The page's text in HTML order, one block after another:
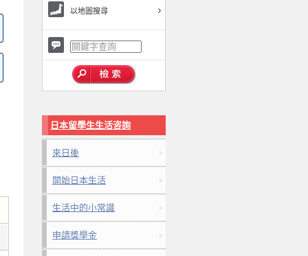
以地圖搜尋
日本留學生生活咨詢
來日後
開始日本生活
生活中的小常識
申請獎學金